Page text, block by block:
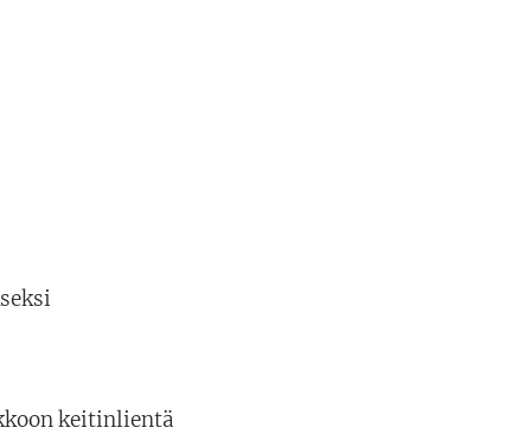
keitinlientä